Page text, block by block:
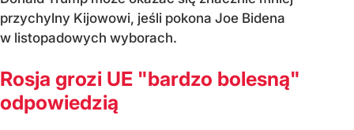
przychylny Kijowowi, jeśli pokona Joe Bidena
w listopadowych wyborach.
Rosja grozi UE "bardzo bolesną"
odpowiedzią